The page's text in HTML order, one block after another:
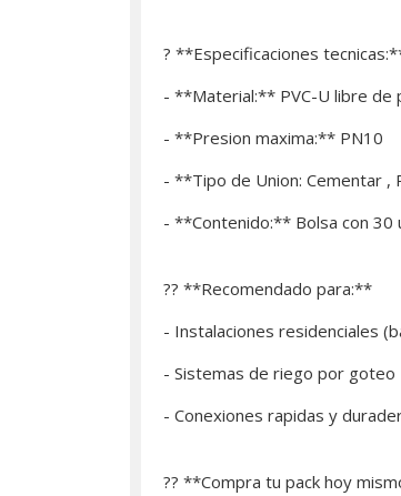
? **Especificaciones
- **Material:** PVC-U libre de
- **Presion maxima:** PN10
- **Tipo de Union: Cementar ,
- **Contenido:** Bolsa con 30
?? **Recomendado para:**
- Instalaciones residenciales
- Sistemas de riego por goteo
- Conexiones rapidas y
?? **­Compra tu pack hoy